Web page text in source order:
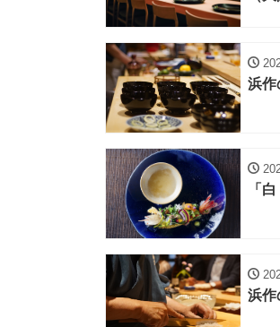
浜作
「
浜作